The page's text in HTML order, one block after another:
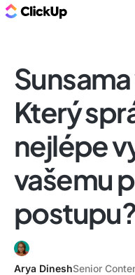
Který
nejlépe
vašemu
Arya DineshSenior